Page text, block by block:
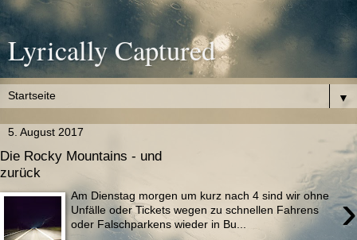
Lyrically Captured
▼
5. August 2017
Die Rocky Mountains - und
zurück
›
Am Dienstag morgen um kurz nach 4 sind wir ohne
Unfälle oder Tickets wegen zu schnellen Fahrens
oder Falschparkens wieder in Bu...